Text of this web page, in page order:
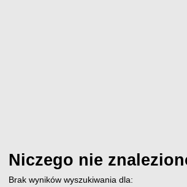
Niczego nie
Brak wyników wyszukiwania dla: